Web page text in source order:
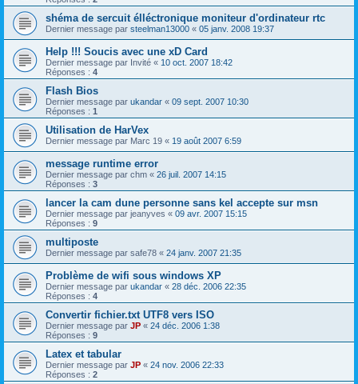
shéma de sercuit élléctronique moniteur d'ordinateur rtc
Dernier message par steelman13000 « 05 janv. 2008 19:37
Help !!! Soucis avec une xD Card
Dernier message par Invité « 10 oct. 2007 18:42
Réponses : 4
Flash Bios
Dernier message par ukandar « 09 sept. 2007 10:30
Réponses : 1
Utilisation de HarVex
Dernier message par Marc 19 « 19 août 2007 6:59
message runtime error
Dernier message par chm « 26 juil. 2007 14:15
Réponses : 3
lancer la cam dune personne sans kel accepte sur msn
Dernier message par jeanyves « 09 avr. 2007 15:15
Réponses : 9
multiposte
Dernier message par safe78 « 24 janv. 2007 21:35
Problème de wifi sous windows XP
Dernier message par ukandar « 28 déc. 2006 22:35
Réponses : 4
Convertir fichier.txt UTF8 vers ISO
Dernier message par JP « 24 déc. 2006 1:38
Réponses : 9
Latex et tabular
Dernier message par JP « 24 nov. 2006 22:33
Réponses : 2